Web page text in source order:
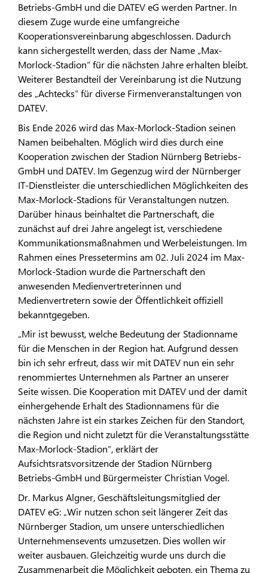
Betriebs-GmbH und die DATEV eG werden Partner. In
diesem Zuge wurde eine umfangreiche
Kooperationsvereinbarung abgeschlossen. Dadurch
kann sichergestellt werden, dass der Name „Max-
Morlock-Stadion“ für die nächsten Jahre erhalten bleibt.
Weiterer Bestandteil der Vereinbarung ist die Nutzung
des „Achtecks“ für diverse Firmenveranstaltungen von
DATEV.
Bis Ende 2026 wird das Max-Morlock-Stadion seinen
Namen beibehalten. Möglich wird dies durch eine
Kooperation zwischen der Stadion Nürnberg Betriebs-
GmbH und DATEV. Im Gegenzug wird der Nürnberger
IT-Dienstleister die unterschiedlichen Möglichkeiten des
Max-Morlock-Stadions für Veranstaltungen nutzen.
Darüber hinaus beinhaltet die Partnerschaft, die
zunächst auf drei Jahre angelegt ist, verschiedene
Kommunikationsmaßnahmen und Werbeleistungen. Im
Rahmen eines Pressetermins am 02. Juli 2024 im Max-
Morlock-Stadion wurde die Partnerschaft den
anwesenden Medienvertreterinnen und
Medienvertretern sowie der Öffentlichkeit offiziell
bekanntgegeben.
„Mir ist bewusst, welche Bedeutung der Stadionname
für die Menschen in der Region hat. Aufgrund dessen
bin ich sehr erfreut, dass wir mit DATEV nun ein sehr
renommiertes Unternehmen als Partner an unserer
Seite wissen. Die Kooperation mit DATEV und der damit
einhergehende Erhalt des Stadionnamens für die
nächsten Jahre ist ein starkes Zeichen für den Standort,
die Region und nicht zuletzt für die Veranstaltungsstätte
Max-Morlock-Stadion“, erklärt der
Aufsichtsratsvorsitzende der Stadion Nürnberg
Betriebs-GmbH und Bürgermeister Christian Vogel.
Dr. Markus Algner, Geschäftsleitungsmitglied der
DATEV eG: „Wir nutzen schon seit längerer Zeit das
Nürnberger Stadion, um unsere unterschiedlichen
Unternehmensevents umzusetzen. Dies wollen wir
weiter ausbauen. Gleichzeitig wurde uns durch die
Zusammenarbeit die Möglichkeit geboten, ein Thema zu